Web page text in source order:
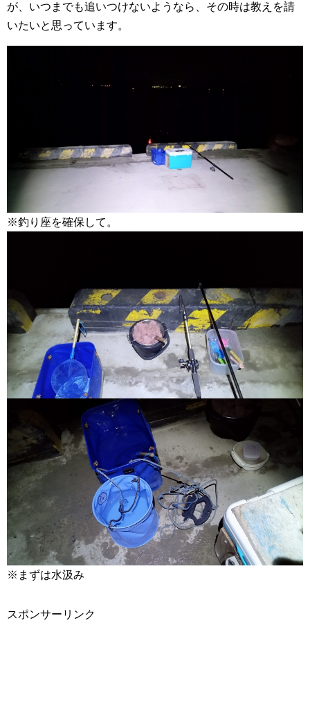
が、いつまでも追いつけないようなら、その時は教えを請
いたいと思っています。
※釣り座を確保して。
※まずは水汲み
スポンサーリンク